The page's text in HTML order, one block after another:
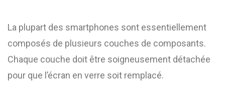
La plupart des smartphones sont essentiellement
composés de plusieurs couches de composants.
Chaque couche doit être soigneusement détachée
pour que l’écran en verre soit remplacé.